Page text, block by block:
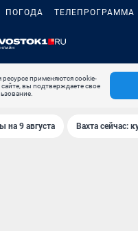
ПОГОДА ТЕЛЕПРОГРАММА
применяются cookie-
вы подтверждаете свое
на 9 августа Вахта сейчас: